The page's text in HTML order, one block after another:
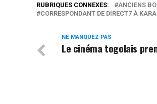
RUBRIQUES CONNEXES:
ANCIENS
CORRESPONDANT DE DIRECT7 À KARA
NE MANQUEZ PAS
Le cinéma togolais